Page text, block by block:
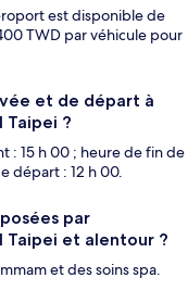
est disponible de
TWD par véhicule pour
et de départ à
Taipei ?
: 15 h 00 ; heure de fin de
départ : 12 h 00.
par
Taipei et alentour ?
et des soins spa.